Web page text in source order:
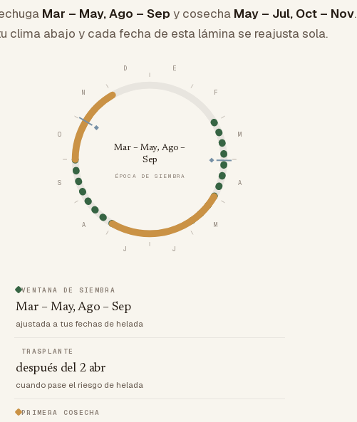
Mar – May, Ago – Sep y cosecha May – Jul, Oct – Nov.
clima abajo y cada fecha de esta lámina se reajusta sola.
E
F
M
A
M
J
J
A
S
O
N
D
Mar – May, Ago –
Sep
ÉPOCA DE SIEMBRA
VENTANA DE SIEMBRA
Mar – May, Ago – Sep
ajustada a tus fechas de helada
TRASPLANTE
después del 2 abr
cuando pase el riesgo de helada
PRIMERA COSECHA